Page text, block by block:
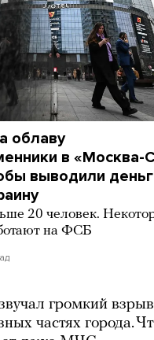
облаву
в «Москва-
выводили
20 человек.
на ФСБ
громкий
частях города.